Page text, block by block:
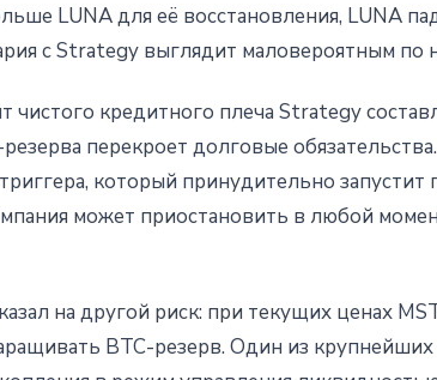
LUNA для её восстановления, LUNA
с Strategy выглядит маловероятным по
кредитного плеча Strategy
перекроет долговые
который принудительно
может приостановить в любой
на другой риск: при текущих ценах
BTC-резерв. Один из